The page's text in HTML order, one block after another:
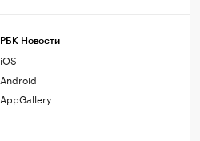
РБК Новости
iOS
Android
AppGallery